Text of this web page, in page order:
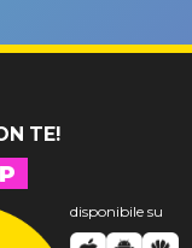
TE!
disponibile su